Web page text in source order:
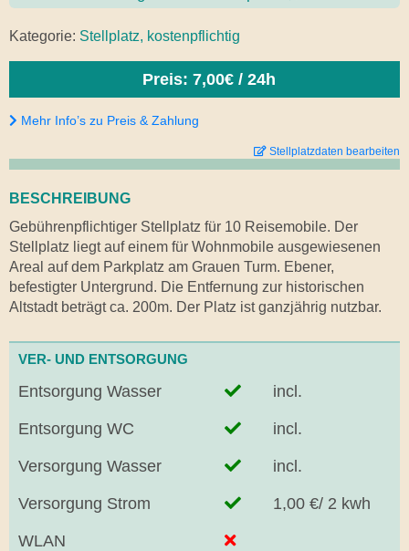
Kategorie: Stellplatz, kostenpflichtig
Preis: 7,00€ / 24h
Mehr Info’s zu Preis & Zahlung
Stellplatzdaten bearbeiten
BESCHREIBUNG
Gebührenpflichtiger Stellplatz für 10 Reisemobile. Der
Stellplatz liegt auf einem für Wohnmobile ausgewiesenen
Areal auf dem Parkplatz am Grauen Turm. Ebener,
befestigter Untergrund. Die Entfernung zur historischen
Altstadt beträgt ca. 200m. Der Platz ist ganzjährig nutzbar.
VER- UND ENTSORGUNG
Entsorgung Wasser incl.
Entsorgung WC incl.
Versorgung Wasser incl.
Versorgung Strom 1,00 €/ 2 kwh
WLAN